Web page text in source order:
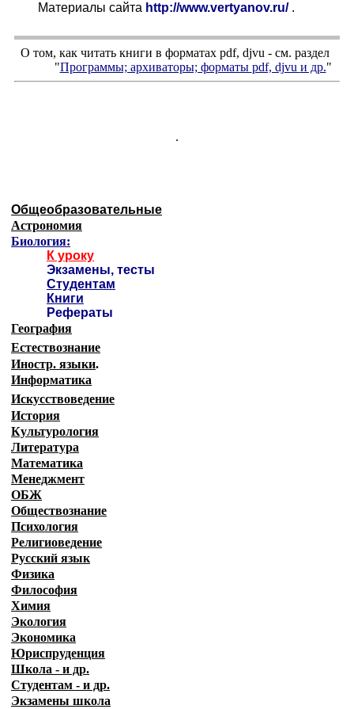
Материалы сайта http://www.vertyanov.ru/.
О том, как читать книги в форматах pdf, djvu - см. раздел
"Программы; архиваторы; форматы pdf, djvu и др."
.
Общеобразовательные
Астрономия
Биология:
К уроку
Экзамены, тесты
Студентам
Книги
Рефераты
География
Естествознание
Иностр. языки.
Информатика
Искусствоведение
История
Культурология
Литература
Математика
Менеджмент
ОБЖ
Обществознание
Психология
Религиоведение
Русский язык
Физика
Философия
Химия
Экология
Экономика
Юриспруденция
Школа - и др.
Студентам - и др.
Экзамены школа